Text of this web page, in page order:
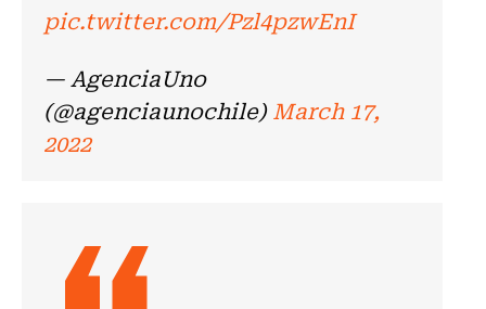
pic.twitter.com/Pzl4pzwEnI
— AgenciaUno
(@agenciaunochile)March 17,
2022